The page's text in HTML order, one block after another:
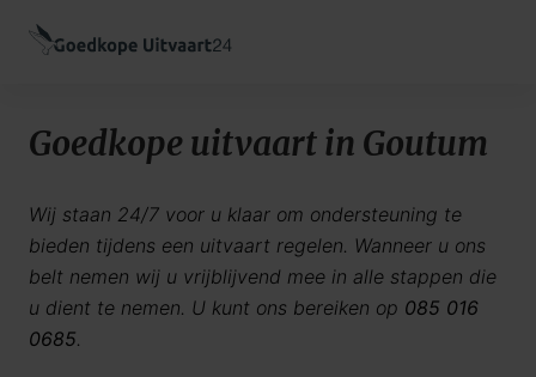
Goedkope uitvaart in Goutum
Wij staan 24/7 voor u klaar om ondersteuning te
bieden tijdens een uitvaart regelen. Wanneer u ons
belt nemen wij u vrijblijvend mee in alle stappen die
u dient te nemen. U kunt ons bereiken op 085 016
0685.